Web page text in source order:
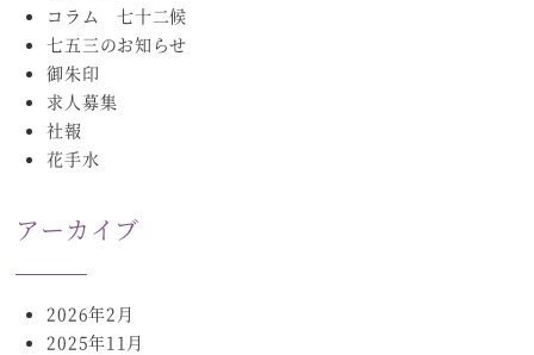
コラム 七十二候
七五三のお知らせ
御朱印
求人募集
社報
花手水
アーカイブ
2026年2月
2025年11月